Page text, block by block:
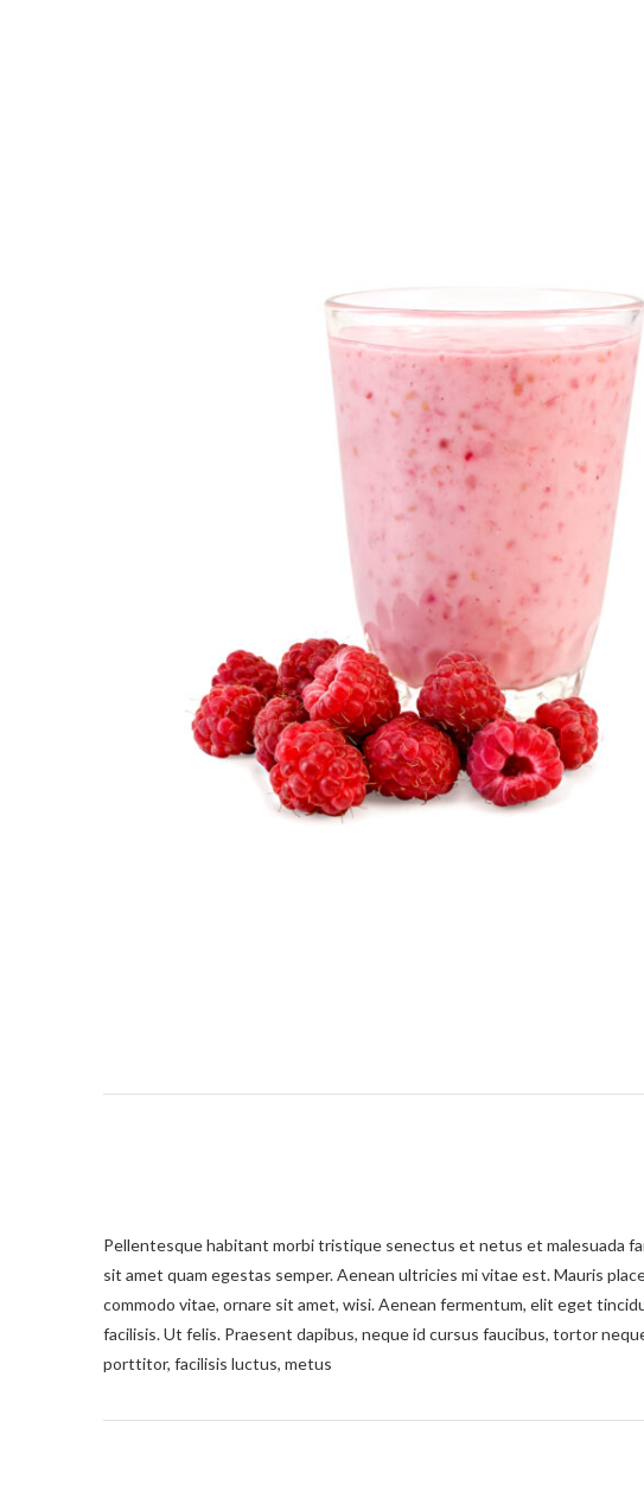
Pellentesque habitant morbi tristique senectus et netus et malesuada
sit amet quam egestas semper. Aenean ultricies mi vitae est. Mauris
commodo vitae, ornare sit amet, wisi. Aenean fermentum, elit eget
facilisis. Ut felis. Praesent dapibus, neque id cursus faucibus, tortor
porttitor, facilisis luctus, metus